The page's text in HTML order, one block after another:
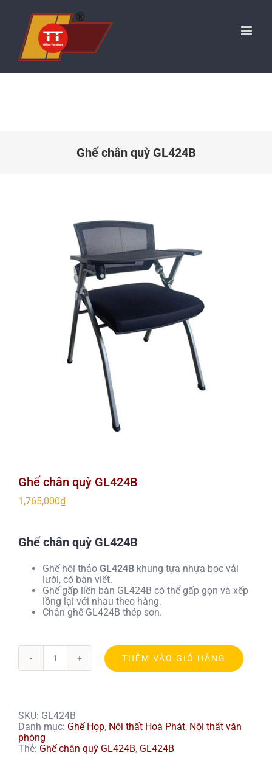
content
Ghế chân quỳ GL424B
Ghế chân quỳ GL424B
1,765,000₫
Ghế chân quỳ GL424B
Ghế hội thảo GL424B khung tựa nhựa bọc vải
lưới, có bàn viết.
Ghế gấp liền bàn GL424B có thể gấp gọn và xếp
lồng lại với nhau theo hàng.
Chân ghế GL424B thép sơn.
Ghế
chân
lượng
THÊM VÀO GIỎ HÀNG
SKU: GL424B
Danh mục: Ghế Họp, Nội thất Hoà Phát, Nội thất văn
phòng
Thẻ: Ghế chân quỳ GL424B, GL424B